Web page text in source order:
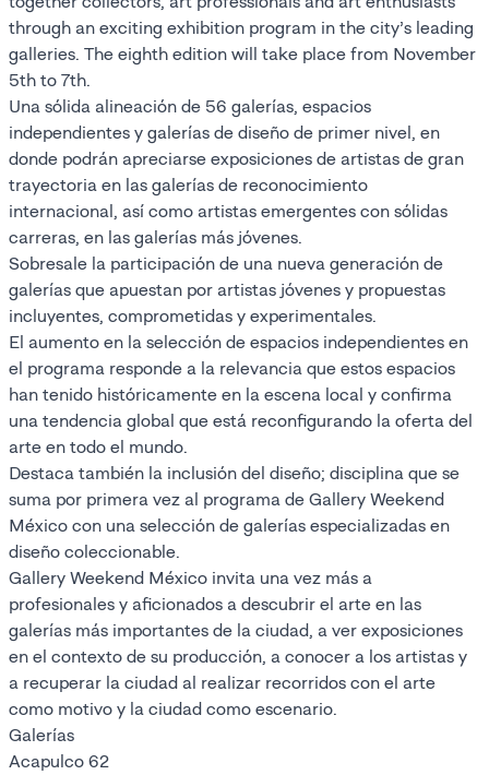
through an exciting exhibition program in the city’s leading
galleries. The eighth edition will take place from November
5th to 7th.
Una sólida alineación de 56 galerías, espacios
independientes y galerías de diseño de primer nivel, en
donde podrán apreciarse exposiciones de artistas de gran
trayectoria en las galerías de reconocimiento
internacional, así como artistas emergentes con sólidas
carreras, en las galerías más jóvenes.
Sobresale la participación de una nueva generación de
galerías que apuestan por artistas jóvenes y propuestas
incluyentes, comprometidas y experimentales.
El aumento en la selección de espacios independientes en
el programa responde a la relevancia que estos espacios
han tenido históricamente en la escena local y confirma
una tendencia global que está reconfigurando la oferta del
arte en todo el mundo.
Destaca también la inclusión del diseño; disciplina que se
suma por primera vez al programa de Gallery Weekend
México con una selección de galerías especializadas en
diseño coleccionable.
Gallery Weekend México invita una vez más a
profesionales y aficionados a descubrir el arte en las
galerías más importantes de la ciudad, a ver exposiciones
en el contexto de su producción, a conocer a los artistas y
a recuperar la ciudad al realizar recorridos con el arte
como motivo y la ciudad como escenario.
Galerías
Acapulco 62